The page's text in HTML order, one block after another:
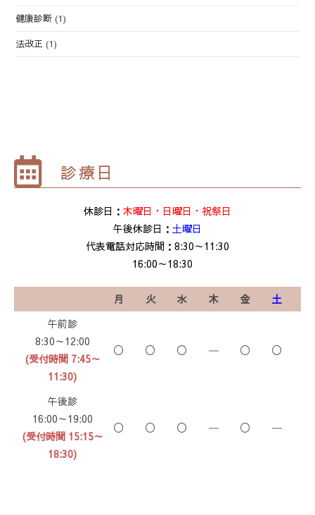
健康診断 (1)
法改正 (1)
診療日
休診日： 木曜日・日曜日・祝祭日
午後休診日： 土曜日
代表電話対応時間：8:30～11:30
16:00～18:30
月 火 水 木 金
土
午前診
8:30～12:00
(受付時間 7:45～
11:30)
〇 〇 〇 ― 〇 〇
午後診
16:00～19:00
(受付時間 15:15～
18:30)
〇 〇 〇 ― 〇 ―